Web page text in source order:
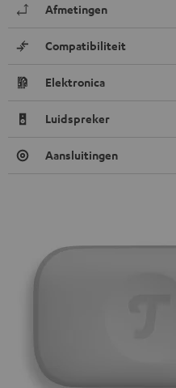
Afmetingen
Compatibiliteit
Elektronica
Luidspreker
Aansluitingen